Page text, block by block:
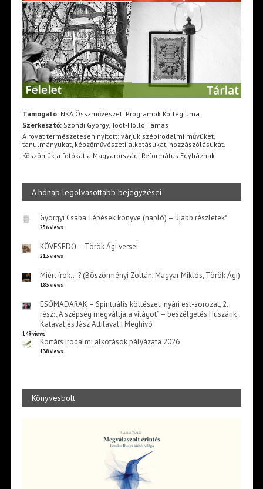
Támogató:NKA Összművészeti Programok Kollégiuma
Szerkesztő:Szondi György, Toót-Holló Tamás
A rovat természetesen nyitott: várjuk szépirodalmi művüket,
tanulmányukat, képzőművészeti alkotásukat, hozzászólásukat.
Köszönjük a fotókat a Magyarországi Református Egyháznak
A hónap legolvasottabb bejegyzései
Györgyi Csaba: Lépések könyve (napló) – újabb részletek*
256 views
KÖVESEDŐ – Török Ági versei
213 views
Miért írok… ? (Böszörményi Zoltán, Magyar Miklós, Török Ági)
183 views
ESŐMADARAK – Spirituális költészeti nyári est-sorozat, 2.
rész: „A szépség megváltja a világot” – beszélgetés Huszárik
Katával és Jász Attilával | Meghívó
149 views
Kortárs irodalmi alkotások pályázata 2026
138 views
Könyvesbolt